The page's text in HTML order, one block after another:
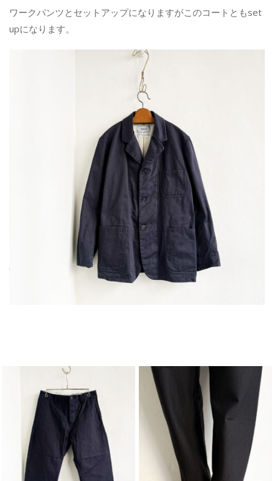
ワークパンツとセットアップになりますがこのコートともset
upになります。